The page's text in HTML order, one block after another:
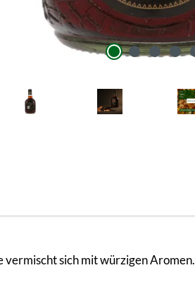
vermischt sich mit würzigen Aromen.